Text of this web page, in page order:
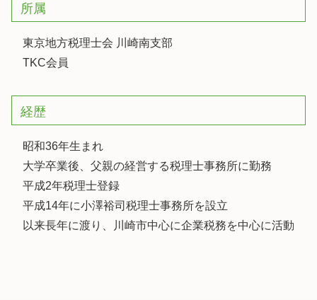
所属
東京地方税理士会 川崎南支部
TKC会員
経歴
昭和36年生まれ
大学卒業後、父親の経営する税理士事務所に勤務
平成2年税理士登録
平成14年に小澤裕司税理士事務所を設立
以来長年に渡り、川崎市中心に企業税務を中心に活動